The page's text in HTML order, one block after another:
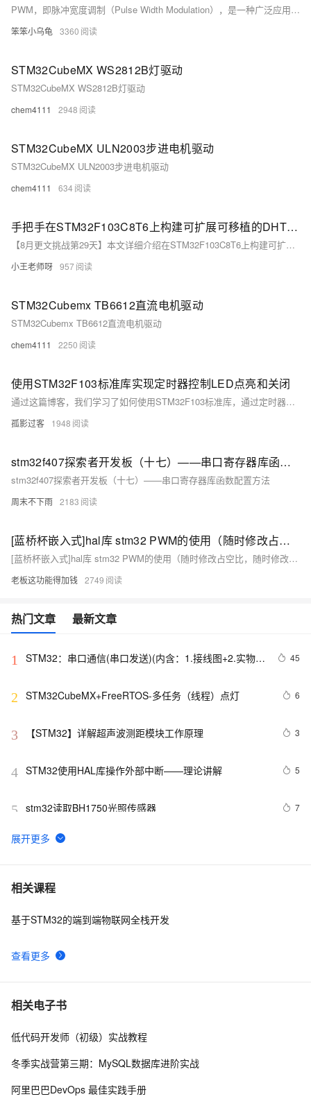
PWM，即脉冲宽度调制（Pulse Width Modulation），是一种广泛应用于电子和电机控制领域的信号编码方法。PWM的核心思想是通过改变数字信号的脉冲宽度来模拟模拟信号的幅度变化，从而达到控制输出功率的目的。
笨笨小乌龟 3360
STM32CubeMX WS2812B灯驱动
STM32CubeMX WS2812B灯驱动
chem4111 2948
STM32CubeMX ULN2003步进电机驱动
STM32CubeMX ULN2003步进电机驱动
chem4111 634
手把手在STM32F103C8T6上构建可扩展可移植的DHT11驱动
【8月更文挑战第29天】本文详细介绍在STM32F103C8T6上构建可扩展且可移植的DHT11温湿度传感器驱动的步骤，包括硬件与软件准备、硬件连接、驱动代码编写及测试。通过这些步骤，可根据实际项目需求优化和扩展代码。
小王老师呀 957
STM32Cubemx TB6612直流电机驱动
STM32Cubemx TB6612直流电机驱动
chem4111 2250
使用STM32F103标准库实现定时器控制LED点亮和关闭
通过这篇博客，我们学习了如何使用STM32F103标准库，通过定时器来控制LED的点亮和关闭。我们配置了定时器中断，并在中断处理函数中实现了LED状态的切换。这是一个基础且实用的例子，适合初学者了解STM32定时器和中断的使用。 希望这篇博客对你有所帮助。如果有任何问题或建议，欢迎在评论区留言。
孤影过客 1948
stm32f407探索者开发板（十七）——串口寄存器库函数配置方法
stm32f407探索者开发板（十七）——串口寄存器库函数配置方法
周末不下雨 2183
[蓝桥杯嵌入式]hal库 stm32 PWM的使用（随时修改占空比，随时修改频率）
[蓝桥杯嵌入式]hal库 stm32 PWM的使用（随时修改占空比，随时修改频率）
老板这功能得加钱 2749
热门文章 最新文章
1
STM32：串口通信(串口发送)(内含：1.接线图+2.实物图
45
2 STM32CubeMX+FreeRTOS-多任务（线程）点灯 6
3 【STM32】详解超声波测距模块工作原理 3
4 5
5 stm32读取BH1750光照传感器 7
6 STM32-嵌入式学习笔记06-ADC的使用
7 STM32CubeMX U8g2移植
8 【STM32 .Net MF开发板学习-14】红外遥控器编码识
9 嵌入式 STM32 SHT31温湿度传感器
10
相关课程
查看更多
基于STM32的端到端物联网全栈开发
相关电子书
低代码开发师（初级）实战教程
冬季实战营第三期：MySQL数据库进阶实战
阿里巴巴DevOps 最佳实践手册